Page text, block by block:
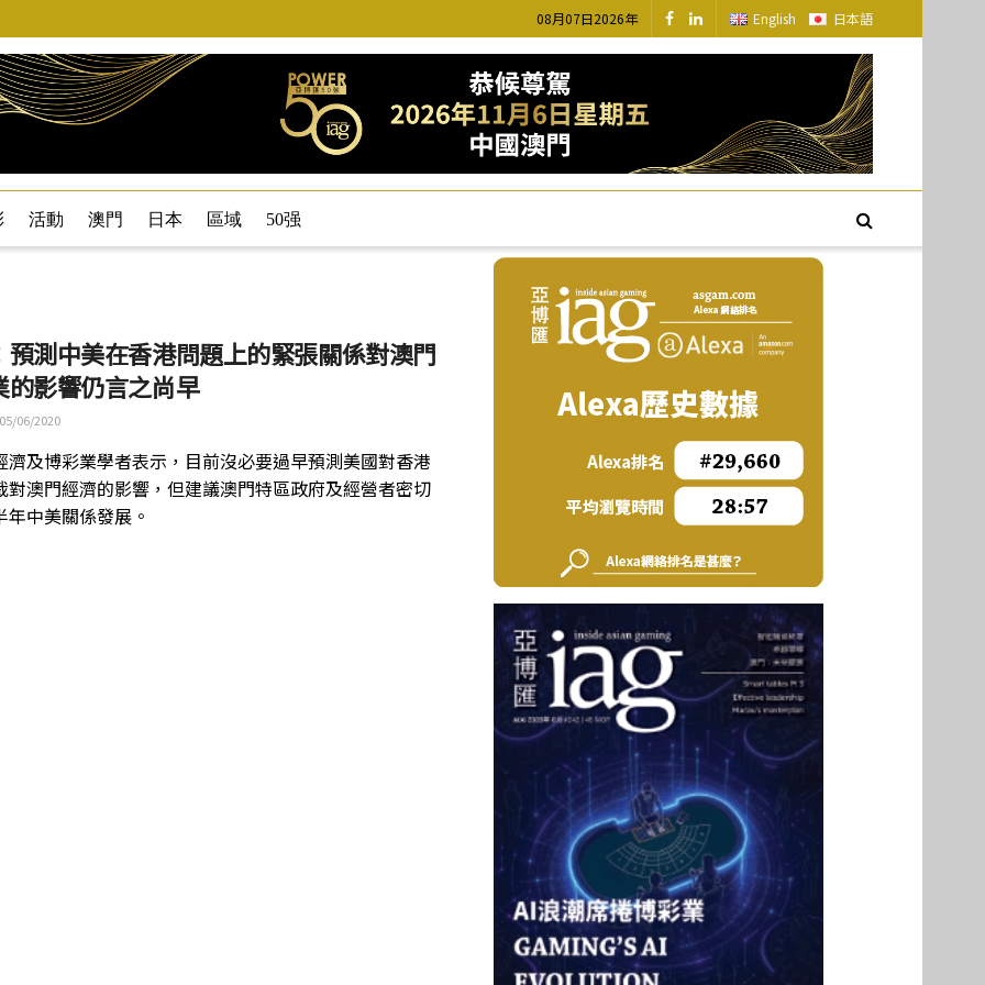
08月07日2026年 English 日本語
活動 澳門 日本 區域 50强
預測中美在香港問題上的緊張關係對澳門
的影響仍言之尚早
06/2020
濟及博彩業學者表示，目前沒必要過早預測美國對香港
對澳門經濟的影響，但建議澳門特區政府及經營者密切
年中美關係發展。